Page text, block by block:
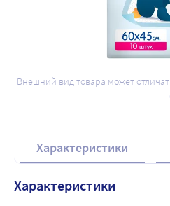
Внешний вид товара может
Характеристики
Характеристики